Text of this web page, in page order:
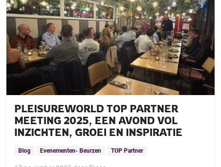
PLEISUREWORLD TOP PARTNER
MEETING 2025, EEN AVOND VOL
INZICHTEN, GROEI EN INSPIRATIE
Blog Evenementen- Beurzen TOP Partner